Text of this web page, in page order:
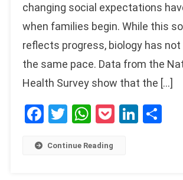
changing social expectations
when families begin. While this
reflects progress, biology has not
the same pace. Data from the
Health Survey show that the […]
Facebook
Twitter
WhatsApp
Pocket
Continue Reading